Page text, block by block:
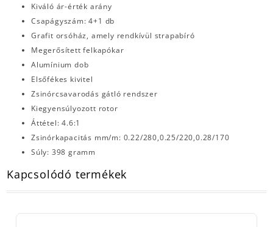
Kiváló ár-érték arány
Csapágyszám: 4+1 db
Grafit orsóház, amely rendkívül strapabíró
Megerősített felkapókar
Alumínium dob
Elsőfékes kivitel
Zsinórcsavarodás gátló rendszer
Kiegyensúlyozott rotor
Áttétel: 4.6:1
Zsinórkapacitás mm/m: 0.22/280,0.25/220,0.28/170
Súly: 398 gramm
Kapcsolódó termékek